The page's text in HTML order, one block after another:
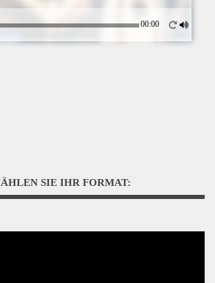
00:00
SIE IHR FORMAT: